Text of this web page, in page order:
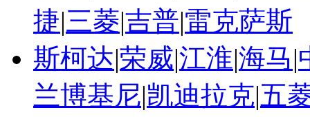
捷|三菱|吉普|雷克萨斯
斯柯达|荣威|江淮|海马|
兰博基尼|凯迪拉克|五